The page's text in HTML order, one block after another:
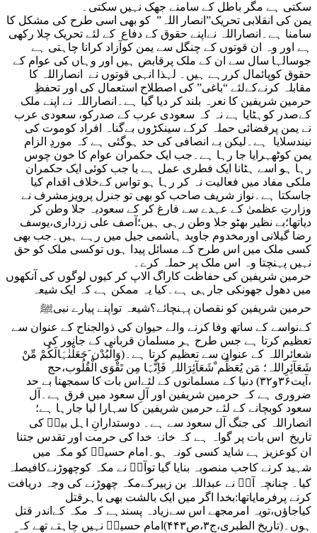
سکتی ہے مگر باطل کے سامنے جھک نہیں سکتی۔
یمن کی انقلابی تحریک”انصار اللہ” کو بھی اسی طرح کی مشکل کا
سامنا ہے۔انصاراللہ نےاپنے حقوق کے دفاع کے لئے تحریک چلا رکھی
ہے اور وہ ان قوتوں کے چنگل سے یمن کوآزاد کرانا چاہتی ہے
جوسالہا سال سے ان کے ملک پرقابض ہیں اور وہاں کی عوام کے
حقوق کوپائمال کررہے ہیں۔ لہذا انہی قوتوں نے انصاراللہ کا
مقابلہ کرنےکےلئے “باغی” کی اصطلاح استعمال کی اور تحفظِ
حرمین شریفین کا نعرہ بلند کر دیا گیا ہے۔انصاراللہ نے اپنے ملک
کےصدر کوہٹایا ہے نہ کہ سعودی عرب کے صدرکو، سعودی عرب
نے یمن پرفضائی حملہ کرکے سینکڑوں بےگناہ افراد کوموت کی
نیندسلایا ہے۔لیکن بے انصافی کی حد ہوگئی ہے کہ موردِ الزام
یمن کوٹھہرایا جا رہا ہے۔جب ایک حکمران عوام کا خون چوس
رہا ہو اسے ہٹانا ایک فطری عمل ہے یا جب کوئی ایک حکمران
ملکی مفاد میں فعالیت نہ کر رہا ہو تواس کےخلاف اقدام کیا
جاسکتا ہے۔نواز شریف صاحب کو بھی تو جنرل پرویزمشرف نے
وزارتِ عظمیٰ کے عہدے سے فارغ کر کے سعودیہ جلا وطن کر
دیاتھا؛بے نظیر بھٹو جلا وطن رہی ہیں؛آصف علی زرداری،یوسف
رضا گیلانی اورمخدوم جاوید ہاشمی جیل میں رہے ہیں۔جب بھی
کسی ملک میں اس طرح کے مسائل پیدا ہوں توکسی ملک کو حق
نہیں پہنچتا وہ اس ملک پر حملہ کرے۔
حرمین شریفین کی حفاظت کاراگ الاپ کر کیوں لوگوں کی آنکھوں
میں دھول جھونکی جارہی ہے۔کیا یہ ممکن ہے کہ ایک شیعہ
حرمین شریفین کو نقصان پہنچائے؟شیعہ تواپنے پیارے نبیﷺ
کےنواسے کے ساتھ وفا کرنے والے حیوان کی ذوالجناح کے عنوان سے
تعظیم کرتا ہے جس طرح ہر مسلمان قربانی کے جانور کی
شعائراللہ کے عنوان سے تعظیم کرتا ہے۔(وَالْبُدْن َجَعَلْنٰہَالَکُمْ مِّنْ
شَعَآئِرِاللہ؛ مَن یُعَظِّم ْشَعَآئِرَاللہِ فَاِنَّہَا مِن تَقْوَی الْقُلُوب،حج
،آیت۳۶و۳۲) دنیا کے مسلمانوں کے لئےاس بات کا سمجھنا بے حد
ضروری ہے کہ حرمین شریفین اور آلِ سعود میں فرق ہے۔آل
سعود کوبچانے کے لئے حرمین شریفین کا سہارا لیا جارہا ہے؛
انصاراللہ کی جنگ آل سعود سے ہے۔ دوستدارانِ اہل بیتؑ کی
تاریخ اس بات پر گواہ ہے کہ خانۂ خدا کی حرمت اور تقدس جتنا
ان کوعزیز ہے شاید کسی کونہ ہو۔امام حسینؑ کو مکہ میں
شہید کرنے کاجب منصوبہ بنایا گیا توآپؑ نے مکہ کوچھوڑنےکافیصلہ
کیا۔ چنانچہ آپؑ نے عبداللہ بن زبیرکےمکہ چھوڑنے کی وجہ دریافت
کرنے پرفرمایاتھا:بخدا اگر میں ایک بالشت بھی باہرقتل
کیاجاؤں،تویہ امرمجھے اس سےزیادہ پسندہے کہ مکہ کےاندر قتل
ہوں۔(تاریخ الطبری،ج۳،ص۴۴۳)امام حسینؑ نہیں چاہتے تھے کہ